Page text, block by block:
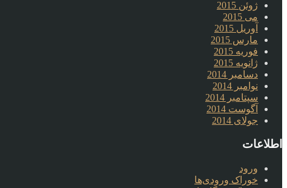
ژوئن 2015
می 2015
آوریل 2015
مارس 2015
فوریه 2015
ژانویه 2015
دسامبر 2014
نوامبر 2014
سپتامبر 2014
آگوست 2014
جولای 2014
اطلاعات
ورود
خوراک ورودی‌ها